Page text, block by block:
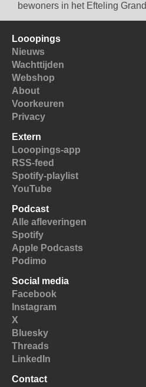
bewoners in het Efteling
Looopings
Nieuws
Wachttijden
Webshop
About
Voorkeuren
Privacy
Extern
Looopings-app
RSS-feed
Spotify-playlist
YouTube
Podcast
Alle afleveringen
Spotify
Apple Podcasts
Podimo
Social media
Facebook
Instagram
X
Bluesky
Threads
LinkedIn
Contact